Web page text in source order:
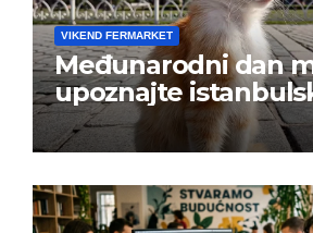
VIKEND FERMARKET
Međunarodni dan
upoznajte